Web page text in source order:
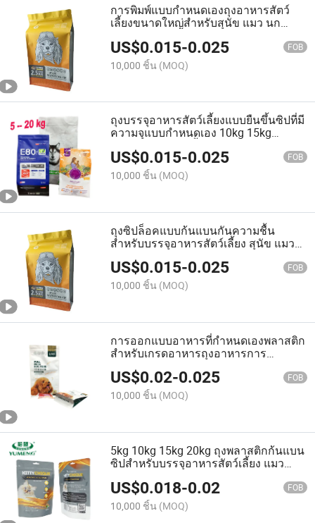
การพิมพ์แบบกำหนดเองถุงอาหารสัตว์
เลี้ยงขนาดใหญ่สำหรับสุนัข แมว นก
ซิป
US$0.015-0.025 FOB
10,000 ชิ้น (MOQ)
ถุงบรรจุอาหารสัตว์เลี้ยงแบบยืนขึ้นซิปที่มี
ความจุแบบกำหนดเอง 10kg 15kg
สำหรับขนมสัตว์เลี้ยง แห้งและเปียก ถุง
ดอยแพ็คสำหรับสุนัข แมว ปลา และ
อาหารสัตว์เลี้ยง พลาสติกบรรจุภัณฑ์
US$0.015-0.025 FOB
10,000 ชิ้น (MOQ)
ถุงซิปล็อคแบบก้นแบนกันความชื้น
สำหรับบรรจุอาหารสัตว์เลี้ยง สุนัข แมว
ปลา พลาสติกบรรจุภัณฑ์อาหาร
US$0.015-0.025 FOB
10,000 ชิ้น (MOQ)
การออกแบบอาหารที่กำหนดเองพลาสติก
สำหรับเกรดอาหารถุงอาหารการ
ออกแบบถุงเอง ถุงใส่อาหาร Dog ฟีดของ
Cat กล่องบรรจุ Mylar ด้านล่างแบน
พร้อมศิซิปที่ผนึกใหม่ได้
US$0.02-0.025 FOB
10,000 ชิ้น (MOQ)
5kg 10kg 15kg 20kg ถุงพลาสติกก้นแบน
ซิปสำหรับบรรจุอาหารสัตว์เลี้ยง แมว
US$0.018-0.02 FOB
10,000 ชิ้น (MOQ)